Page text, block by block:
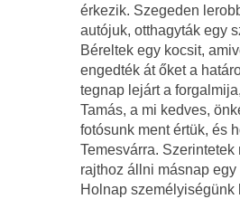
érkezik. Szegeden
autójuk, otthagyták egy
Béreltek egy kocsit,
engedték át őket a
tegnap lejárt a
Tamás, a mi kedves,
fotósunk ment értük, és
Temesvárra. Szerintetek
rajthoz állni másnap egy
Holnap személyiségünk